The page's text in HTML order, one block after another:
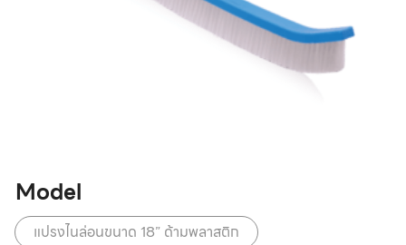
Model
แปรงไนล่อนขนาด 18” ด้ามพลาสติก